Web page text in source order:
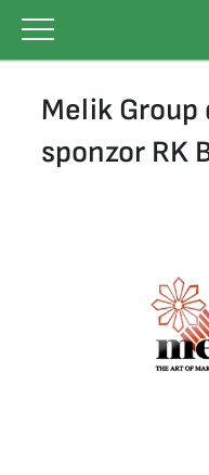
content
Melik Group
sponzor RK